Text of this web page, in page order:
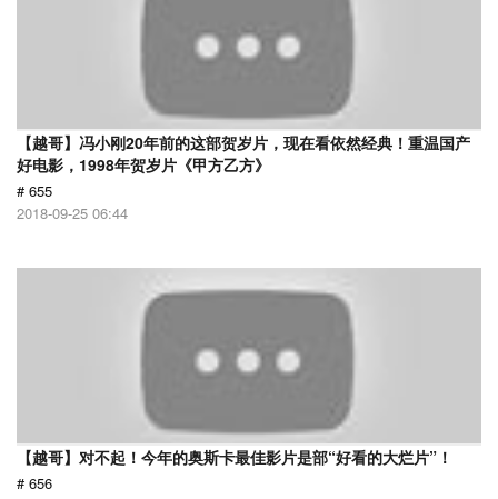
【越哥】冯小刚20年前的这部贺岁片，现在看依然经典！重温国产
好电影，1998年贺岁片《甲方乙方》
# 655
2018-09-25 06:44
【越哥】对不起！今年的奥斯卡最佳影片是部“好看的大烂片”！
# 656